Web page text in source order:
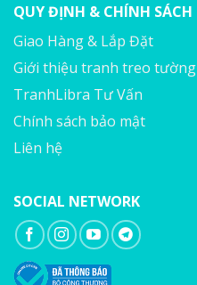
QUY ĐỊNH & CHÍNH SÁCH
Giao Hàng & Lắp Đặt
Giới thiệu tranh treo tường
TranhLibra Tư Vấn
Chính sách bảo mật
Liên hệ
SOCIAL NETWORK